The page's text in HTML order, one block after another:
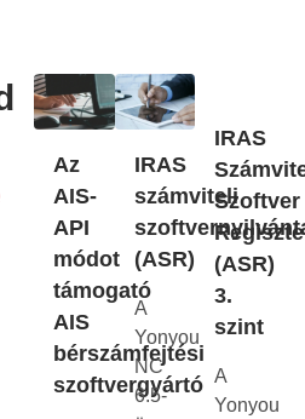
Az
AIS-
API
módot
támogató
AIS
bérszámfejtési
szoftvergyártó
IRAS
számviteli
(ASR)
A
Yonyou
NC
6.5-
IRAS
Szoftver
(ASR)
3.
szint
A
Yonyou